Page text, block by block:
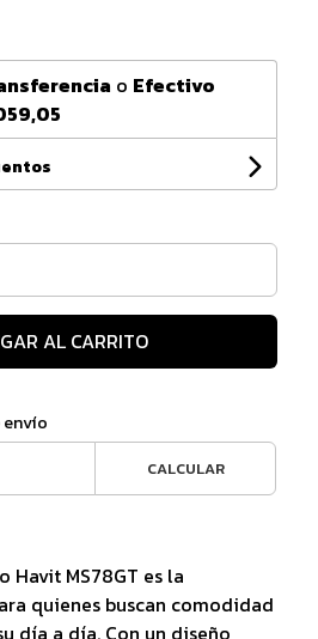
o Efectivo
AL CARRITO
CALCULAR
Havit MS78GT es la
quienes buscan comodidad
día a día. Con un diseño